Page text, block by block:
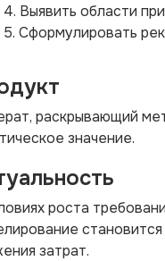
4. Выявить области
5. Сформулировать
раскрывающий
значение.
роста
затрат.